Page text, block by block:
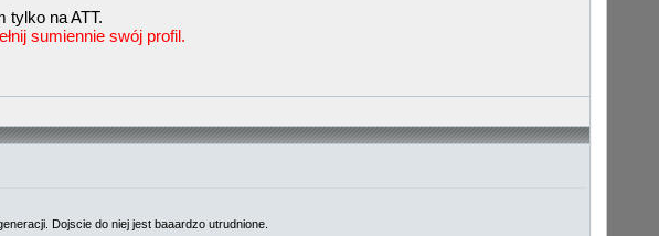
tylko na ATT.
sumiennie swój profil.
Dojscie do niej jest baaardzo utrudnione.